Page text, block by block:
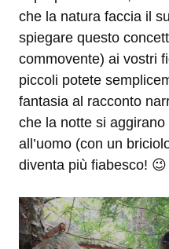
che la natura faccia il
spiegare questo
commovente) ai vostri
piccoli potete
fantasia al racconto
che la notte si
all’uomo (con un
diventa più fiabesco! 😉